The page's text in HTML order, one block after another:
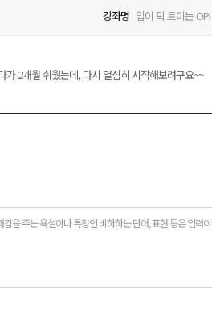
강좌명 입이 탁 트이는
가 2개월 쉬웠는데, 다시 열심히 시작해보려구요~~
을 주는 욕설이나 특정인 비하하는 단어, 표현 등은 입력